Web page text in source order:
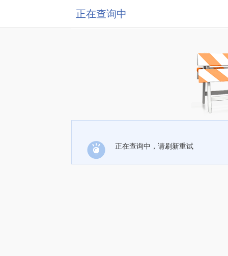
正在查询中
正在查询中，请刷新重试